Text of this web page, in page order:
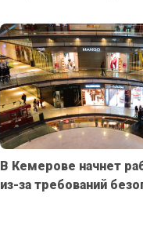
В Кемерове начнет
из-за требований